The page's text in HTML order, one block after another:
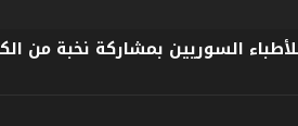
السوريين بمشاركة نخبة من